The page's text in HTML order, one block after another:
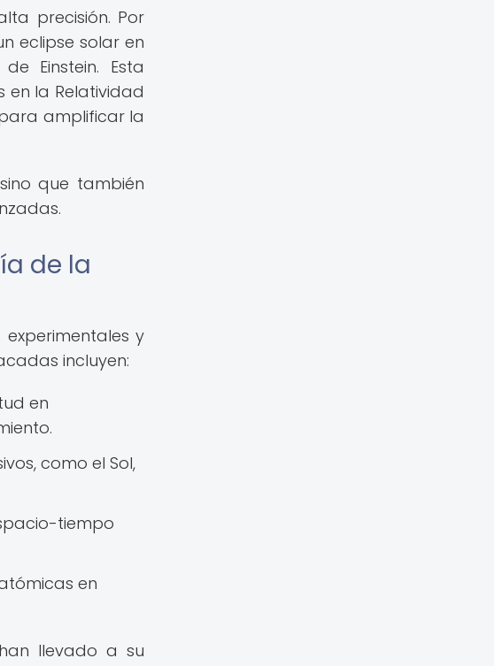
precisión. Por
eclipse solar en
Einstein. Esta
la Relatividad
amplificar la
que también
de la
y
incluyen:
en
como el Sol,
tiempo
en
llevado a su